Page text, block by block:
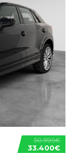
50.995€
33.400€